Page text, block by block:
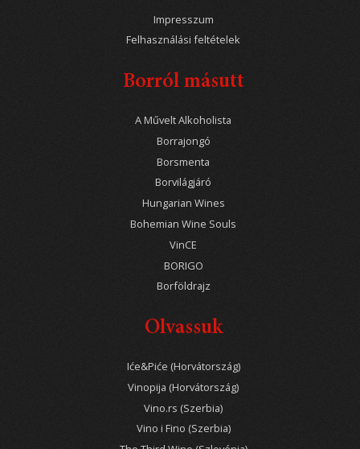
Impresszum
Felhasználási feltételek
Borról másutt
A Művelt Alkoholista
Borrajongó
Borsmenta
Borvilágjáró
Hungarian Wines
Bohemian Wine Souls
VinCE
BORIGO
Borföldrajz
Olvassuk
Iće&Piće (Horvátország)
Vinopija (Horvátország)
Vino.rs (Szerbia)
Vino i Fino (Szerbia)